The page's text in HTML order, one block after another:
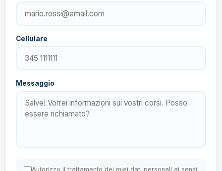
Cellulare
Messaggio
Autorizzo il trattamento dei miei dati personali ai sensi